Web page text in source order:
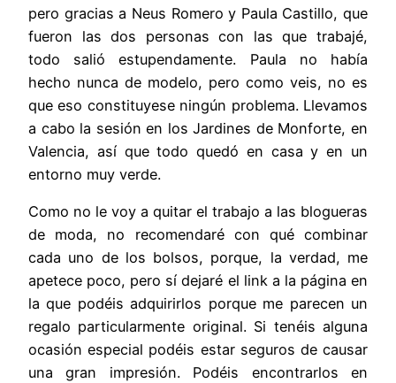
pero gracias a Neus Romero y Paula Castillo, que
fueron las dos personas con las que trabajé,
todo salió estupendamente. Paula no había
hecho nunca de modelo, pero como veis, no es
que eso constituyese ningún problema. Llevamos
a cabo la sesión en los Jardines de Monforte, en
Valencia, así que todo quedó en casa y en un
entorno muy verde.
Como no le voy a quitar el trabajo a las blogueras
de moda, no recomendaré con qué combinar
cada uno de los bolsos, porque, la verdad, me
apetece poco, pero sí dejaré el link a la página en
la que podéis adquirirlos porque me parecen un
regalo particularmente original. Si tenéis alguna
ocasión especial podéis estar seguros de causar
una gran impresión. Podéis encontrarlos en